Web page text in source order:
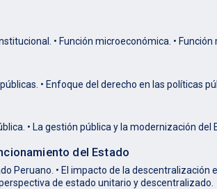
• Función microeconómica. •
• Enfoque del derecho en las políticas
• La gestión pública y la modernización del
del Estado
Peruano. • El impacto de la
de estado unitario y descentralizado.